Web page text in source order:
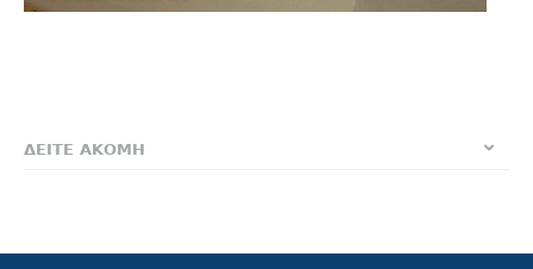
ΔΕΙΤΕ ΑΚΟΜΗ